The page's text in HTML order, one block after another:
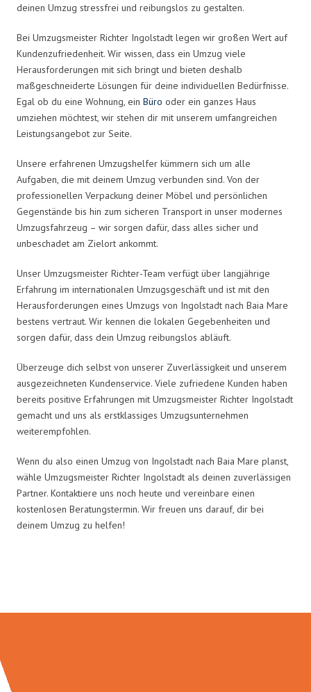
deinen Umzug stressfrei und reibungslos zu gestalten.
Bei Umzugsmeister Richter Ingolstadt legen wir großen Wert auf
Kundenzufriedenheit. Wir wissen, dass ein Umzug viele
Herausforderungen mit sich bringt und bieten deshalb
maßgeschneiderte Lösungen für deine individuellen Bedürfnisse.
Egal ob du eine Wohnung, ein Büro oder ein ganzes Haus
umziehen möchtest, wir stehen dir mit unserem umfangreichen
Leistungsangebot zur Seite.
Unsere erfahrenen Umzugshelfer kümmern sich um alle
Aufgaben, die mit deinem Umzug verbunden sind. Von der
professionellen Verpackung deiner Möbel und persönlichen
Gegenstände bis hin zum sicheren Transport in unser modernes
Umzugsfahrzeug – wir sorgen dafür, dass alles sicher und
unbeschadet am Zielort ankommt.
Unser Umzugsmeister Richter-Team verfügt über langjährige
Erfahrung im internationalen Umzugsgeschäft und ist mit den
Herausforderungen eines Umzugs von Ingolstadt nach Baia Mare
bestens vertraut. Wir kennen die lokalen Gegebenheiten und
sorgen dafür, dass dein Umzug reibungslos abläuft.
Überzeuge dich selbst von unserer Zuverlässigkeit und unserem
ausgezeichneten Kundenservice. Viele zufriedene Kunden haben
bereits positive Erfahrungen mit Umzugsmeister Richter Ingolstadt
gemacht und uns als erstklassiges Umzugsunternehmen
weiterempfohlen.
Wenn du also einen Umzug von Ingolstadt nach Baia Mare planst,
wähle Umzugsmeister Richter Ingolstadt als deinen zuverlässigen
Partner. Kontaktiere uns noch heute und vereinbare einen
kostenlosen Beratungstermin. Wir freuen uns darauf, dir bei
deinem Umzug zu helfen!